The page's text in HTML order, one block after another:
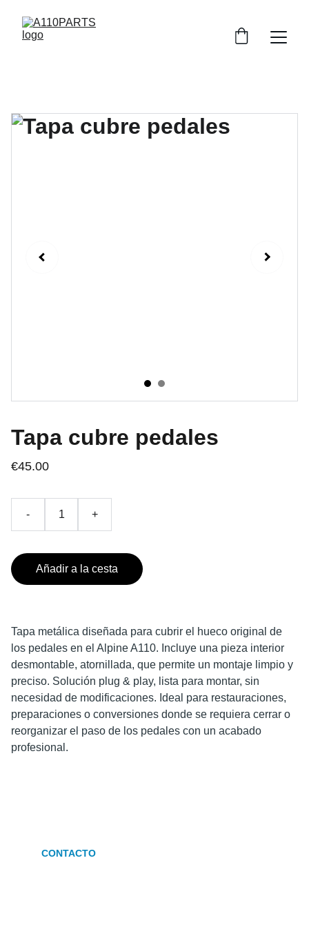
Tapa cubre pedales
€45.00
- +
Añadir a la cesta
Tapa metálica diseñada para cubrir el hueco original de
los pedales en el Alpine A110. Incluye una pieza interior
desmontable, atornillada, que permite un montaje limpio y
preciso. Solución plug & play, lista para montar, sin
necesidad de modificaciones. Ideal para restauraciones,
preparaciones o conversiones donde se requiera cerrar o
reorganizar el paso de los pedales con un acabado
profesional.
CONTACTO